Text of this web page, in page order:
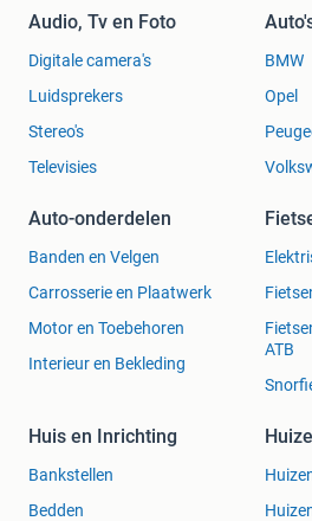
Audio, Tv en Foto
Digitale camera's
Luidsprekers
Stereo's
Televisies
BMW
Opel
Auto-onderdelen
Banden en Velgen
Carrosserie en Plaatwerk
Motor en Toebehoren
Interieur en Bekleding
ATB
Huis en Inrichting
Bankstellen
Bedden